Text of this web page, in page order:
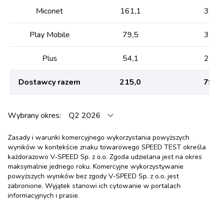
Miconet 161,1
Play Mobile 79,5
Plus 54,1
Dostawcy razem 215,0
Wybrany okres:
Zasady i warunki komercyjnego wykorzystania powyższych
wyników w kontekście znaku towarowego SPEED TEST określa
każdorazowo V-SPEED Sp. z o.o. Zgoda udzielana jest na okres
maksymalnie jednego roku. Komercyjne wykorzystywanie
powyższych wyników bez zgody V-SPEED Sp. z o.o. jest
zabronione. Wyjątek stanowi ich cytowanie w portalach
informacyjnych i prasie.